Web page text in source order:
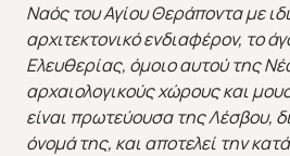
Ναός του Αγίου Θεράποντα με
αρχιτεκτονικό ενδιαφέρον, το
Ελευθερίας, όμοιο αυτού της
αρχαιολογικούς χώρους και
είναι πρωτεύουσα της Λέσβου,
όνομά της, και αποτελεί την